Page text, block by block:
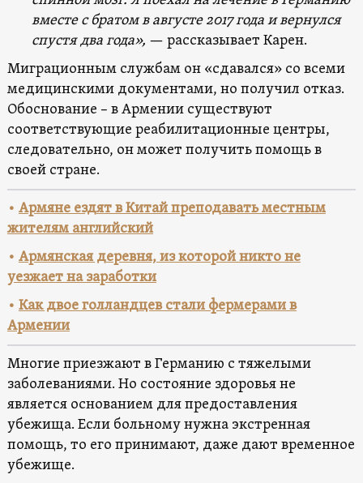
вместе с братом в августе 2017 года и вернулся
спустя два года», — рассказывает Карен.
Миграционным службам он «сдавался» со всеми
медицинскими документами, но получил отказ.
Обоснование – в Армении существуют
соответствующие реабилитационные центры,
следовательно, он может получить помощь в
своей стране.
• Армяне ездят в Китай преподавать местным
жителям английский
• Армянская деревня, из которой никто не
уезжает на заработки
• Как двое голландцев стали фермерами в
Армении
Многие приезжают в Германию с тяжелыми
заболеваниями. Но состояние здоровья не
является основанием для предоставления
убежища. Если больному нужна экстренная
помощь, то его принимают, даже дают временное
убежище.